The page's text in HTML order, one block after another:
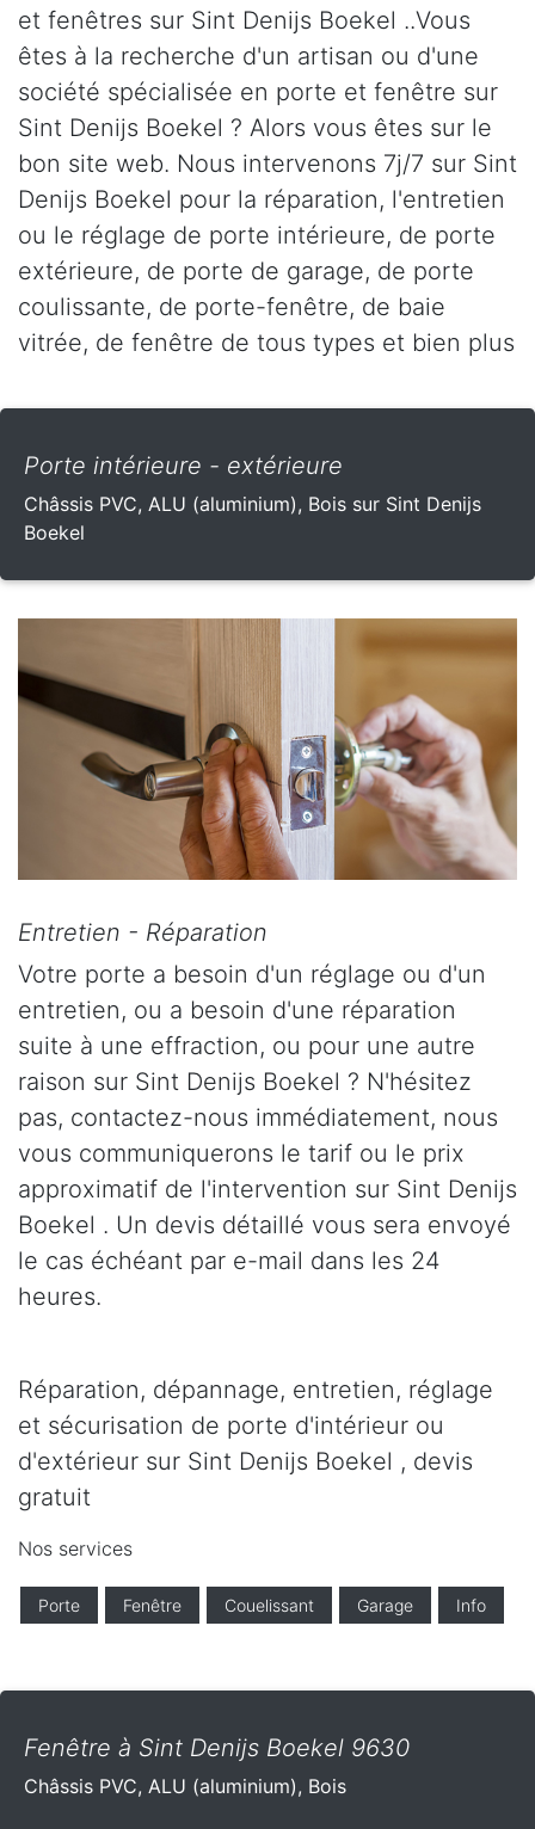
et fenêtres sur Sint Denijs Boekel ..Vous
êtes à la recherche d'un artisan ou d'une
société spécialisée en porte et fenêtre sur
Sint Denijs Boekel ? Alors vous êtes sur le
bon site web. Nous intervenons 7j/7 sur Sint
Denijs Boekel pour la réparation, l'entretien
ou le réglage de porte intérieure, de porte
extérieure, de porte de garage, de porte
coulissante, de porte-fenêtre, de baie
vitrée, de fenêtre de tous types et bien plus
Porte intérieure - extérieure
Châssis PVC, ALU (aluminium), Bois sur Sint Denijs
Boekel
Entretien - Réparation
Votre porte a besoin d'un réglage ou d'un
entretien, ou a besoin d'une réparation
suite à une effraction, ou pour une autre
raison sur Sint Denijs Boekel ? N'hésitez
pas, contactez-nous immédiatement, nous
vous communiquerons le tarif ou le prix
approximatif de l'intervention sur Sint Denijs
Boekel . Un devis détaillé vous sera envoyé
le cas échéant par e-mail dans les 24
heures.
Réparation, dépannage, entretien, réglage
et sécurisation de porte d'intérieur ou
d'extérieur sur Sint Denijs Boekel , devis
gratuit
Nos services
Porte Fenêtre Couelissant Garage Info
Fenêtre à Sint Denijs Boekel 9630
Châssis PVC, ALU (aluminium), Bois